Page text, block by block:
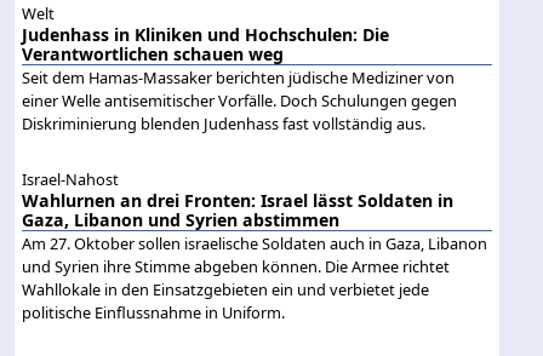
Welt
Judenhass in Kliniken und Hochschulen: Die
Verantwortlichen schauen weg
Seit dem Hamas-Massaker berichten jüdische Mediziner von
einer Welle antisemitischer Vorfälle. Doch Schulungen gegen
Diskriminierung blenden Judenhass fast vollständig aus.
Israel-Nahost
Wahlurnen an drei Fronten: Israel lässt Soldaten in
Gaza, Libanon und Syrien abstimmen
Am 27. Oktober sollen israelische Soldaten auch in Gaza, Libanon
und Syrien ihre Stimme abgeben können. Die Armee richtet
Wahllokale in den Einsatzgebieten ein und verbietet jede
politische Einflussnahme in Uniform.